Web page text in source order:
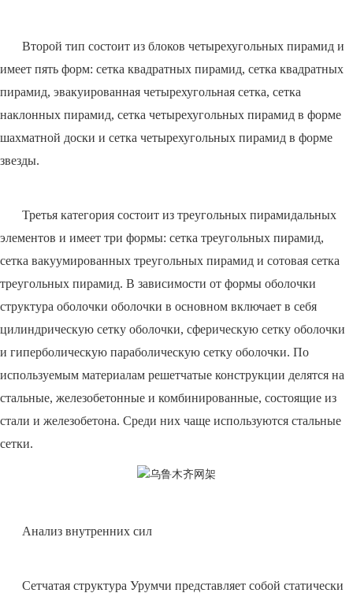
Второй тип состоит из блоков четырехугольных пирамид и
имеет пять форм: сетка квадратных пирамид, сетка квадратных
пирамид, эвакуированная четырехугольная сетка, сетка
наклонных пирамид, сетка четырехугольных пирамид в форме
шахматной доски и сетка четырехугольных пирамид в форме
звезды.
Третья категория состоит из треугольных пирамидальных
элементов и имеет три формы: сетка треугольных пирамид,
сетка вакуумированных треугольных пирамид и сотовая сетка
треугольных пирамид. В зависимости от формы оболочки
структура оболочки оболочки в основном включает в себя
цилиндрическую сетку оболочки, сферическую сетку оболочки
и гиперболическую параболическую сетку оболочки. По
используемым материалам решетчатые конструкции делятся на
стальные, железобетонные и комбинированные, состоящие из
стали и железобетона. Среди них чаще используются стальные
сетки.
Анализ внутренних сил
Сетчатая структура Урумчи представляет собой статически